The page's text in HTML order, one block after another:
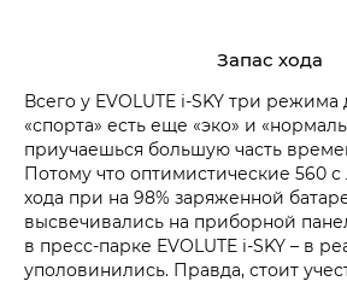
Запас хода
Всего у EVOLUTE i‑SKY три
«спорта» есть еще «эко» и
приучаешься большую часть
Потому что оптимистические 560
хода при на 98% заряженной
высвечивались на приборной
в пресс-парке EVOLUTE i‑SKY – в
уполовинились. Правда, стоит